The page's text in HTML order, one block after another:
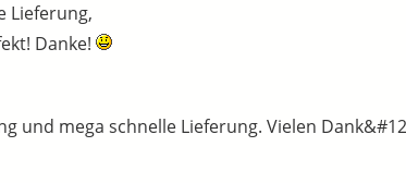
Lieferung,
Danke!
und mega schnelle Lieferung. Vielen